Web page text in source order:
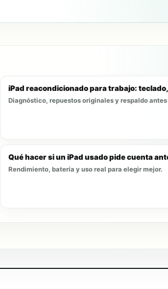
iPad reacondicionado para trabajo:
Diagnóstico, repuestos originales y respaldo antes
Qué hacer si un iPad usado pide cuenta
Rendimiento, batería y uso real para elegir mejor.